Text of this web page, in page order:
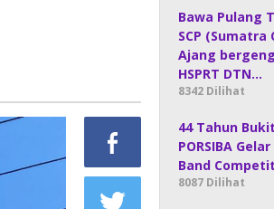
Bawa Pulang
SCP (Sumatra
Ajang
HSPRT DTN…
8342 Dilihat
44 Tahun
PORSIBA
Band
8087 Dilihat